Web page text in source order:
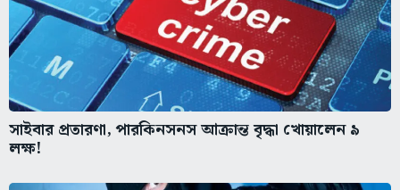
সাইবার প্রতারণা, পারকিনসনস আক্রান্ত বৃদ্ধা খোয়ালেন ৯
লক্ষ!